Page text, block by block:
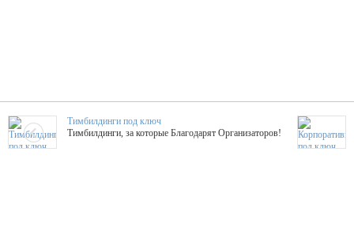
Тимбилдинги под ключ
Тимбилдинги, за которые Благодарят Организаторов!